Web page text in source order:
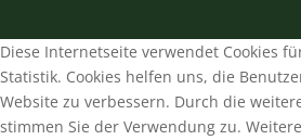
Diese Internetseite verwendet Cookies
Statistik. Cookies helfen uns, die
Website zu verbessern. Durch die
stimmen Sie der Verwendung zu.